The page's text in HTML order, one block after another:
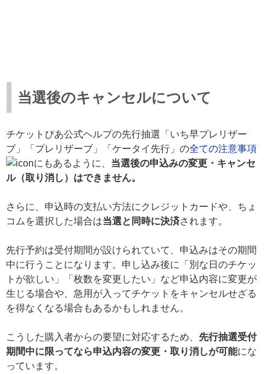
当選後のキャンセルについて
チケットぴあ公式ヘルプの先行抽選「いち早プレリザー
ブ」「プレリザーブ」「ケータイ先行」の全ての注意事項
にもあるように、 当選後の申込みの変更・キャンセ
ル（取り消し）はできません。
さらに、申込時の支払い方法にクレジットカードや、ちょ
コムを選択した場合は当選と同時に決済されます。
先行予約は受付期間が設けられていて、申込みはその期間
中に行うことになります。申し込み後に「別な日のチケッ
トが欲しい」「枚数を変更したい」など申込内容に変更が
生じる場合や、急用が入ってチケットをキャンセルせざる
を得なくなる場合もあるかもしれません。
こうした購入者からの要望に対応するため、 先行抽選受付
期間中に限ってなら申込内容の変更・取り消しが可能にな
っています。